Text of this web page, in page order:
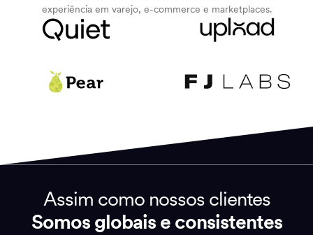
experiência em varejo, e-commerce e marketplaces.
Assim como nossos clientes
Somos globais e consistentes